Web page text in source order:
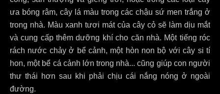
ưa bóng râm, cây lá màu trong các chậu sứ men trắng ở
trong nhà. Màu xanh tươi mát của cây cỏ sẽ làm dịu mắt
và cung cấp thêm dưỡng khí cho căn nhà. Một tiếng róc
rách nước chảy ở bể cảnh, một hòn non bộ với cây si tí
hon, một bể cá cảnh lớn trong nhà... cũng giúp con người
thư thái hơn sau khi phải chịu cái nắng nóng ở ngoài
đường.